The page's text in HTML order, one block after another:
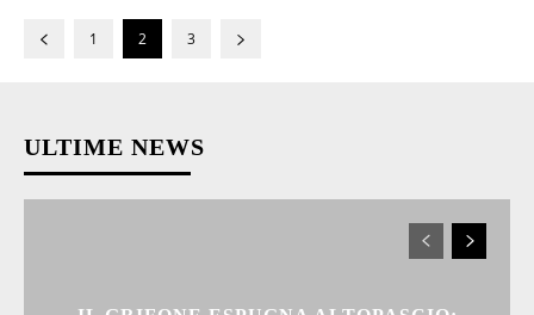
1 2 3
ULTIME NEWS